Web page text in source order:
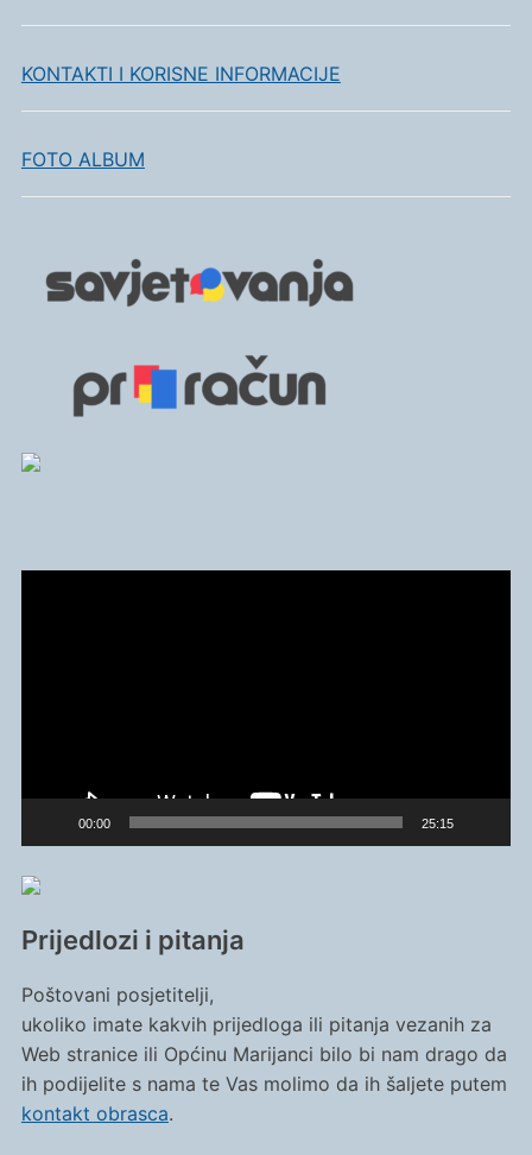
KONTAKTI I KORISNE INFORMACIJE
FOTO ALBUM
00:00 25:15
Prijedlozi i pitanja
Poštovani posjetitelji,
ukoliko imate kakvih prijedloga ili pitanja vezanih za
Web stranice ili Općinu Marijanci bilo bi nam drago da
ih podijelite s nama te Vas molimo da ih šaljete putem
kontakt obrasca.